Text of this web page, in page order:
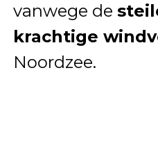
vanwege de
krachtige
Noordzee.